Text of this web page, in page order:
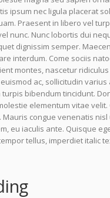
ipsum nec ligula placerat
Praesent in libero vel
nunc. Nunc lobortis dui
dignissim semper.
interdum. Come sociis
montes, nascetur
ac, sollicitudin varius
turpis bibendum tincidunt.
elementum vitae
congue venenatis nisl
eu iaculis ante. Quisque
tellus, imperdiet italic